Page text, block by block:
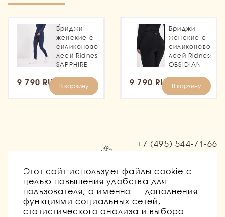
Бриджи
женские с
силиконовой
леей Ridness
SAPPHIRE
9 790 RUB В корзину
Бриджи
женские с
силиконовой
леей Ridness
OBSIDIAN
9 790 RUB В корзину
+7 (495) 544-71-66
Этот сайт использует файлы cookie с
целью повышения удобства для
пользователя, а именно — дополнения
функциями социальных сетей,
статистического анализа и выбора